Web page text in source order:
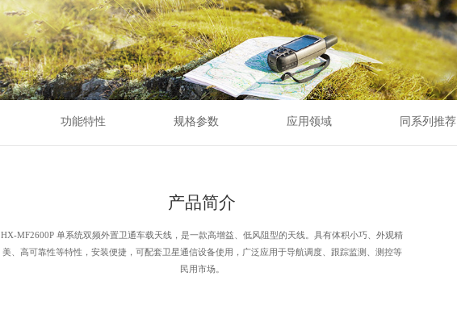
功能特性 规格参数 应用领域 同系列推荐
产品简介
HX-MF2600P 单系统双频外置卫通车载天线，是一款高增益、低风阻型的天线。具有体积小巧、外观精
美、高可靠性等特性，安装便捷，可配套卫星通信设备使用，广泛应用于导航调度、跟踪监测、测控等
民用市场。